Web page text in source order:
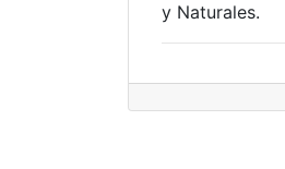
y Naturales.